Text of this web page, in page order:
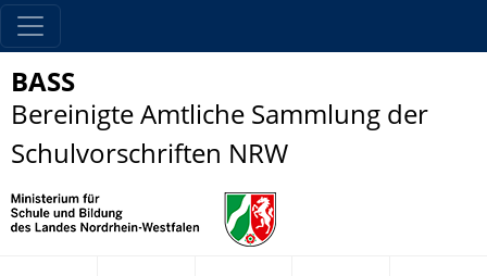
BASS
Bereinigte Amtliche Sammlung der
Schulvorschriften NRW